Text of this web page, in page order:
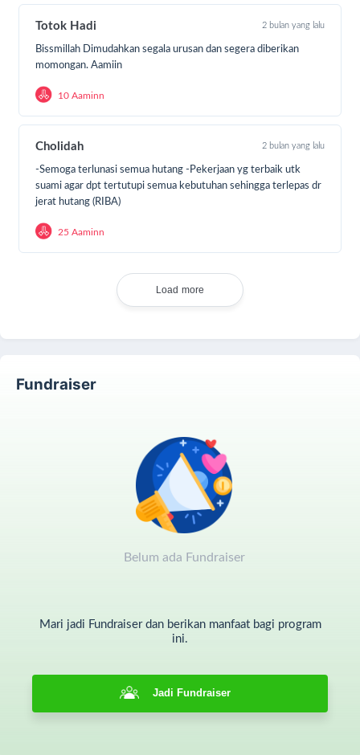
mereka. Raih keberkahan Muharram bersama.
Klik donasi sekarang!
Klik tombol DONASI SEKARANG dan jadikan
Totok Hadi 2 bulan yang lalu
Bissmillah Dimudahkan segala urusan dan segera diberikan
momongan. Aamiin
10 Aaminn
Cholidah 2 bulan yang lalu
-Semoga terlunasi semua hutang -Pekerjaan yg terbaik utk
suami agar dpt tertutupi semua kebutuhan sehingga terlepas dr
jerat hutang (RIBA)
25 Aaminn
Load more
Fundraiser
Belum ada Fundraiser
Mari jadi Fundraiser dan berikan manfaat bagi program
ini.
Jadi Fundraiser